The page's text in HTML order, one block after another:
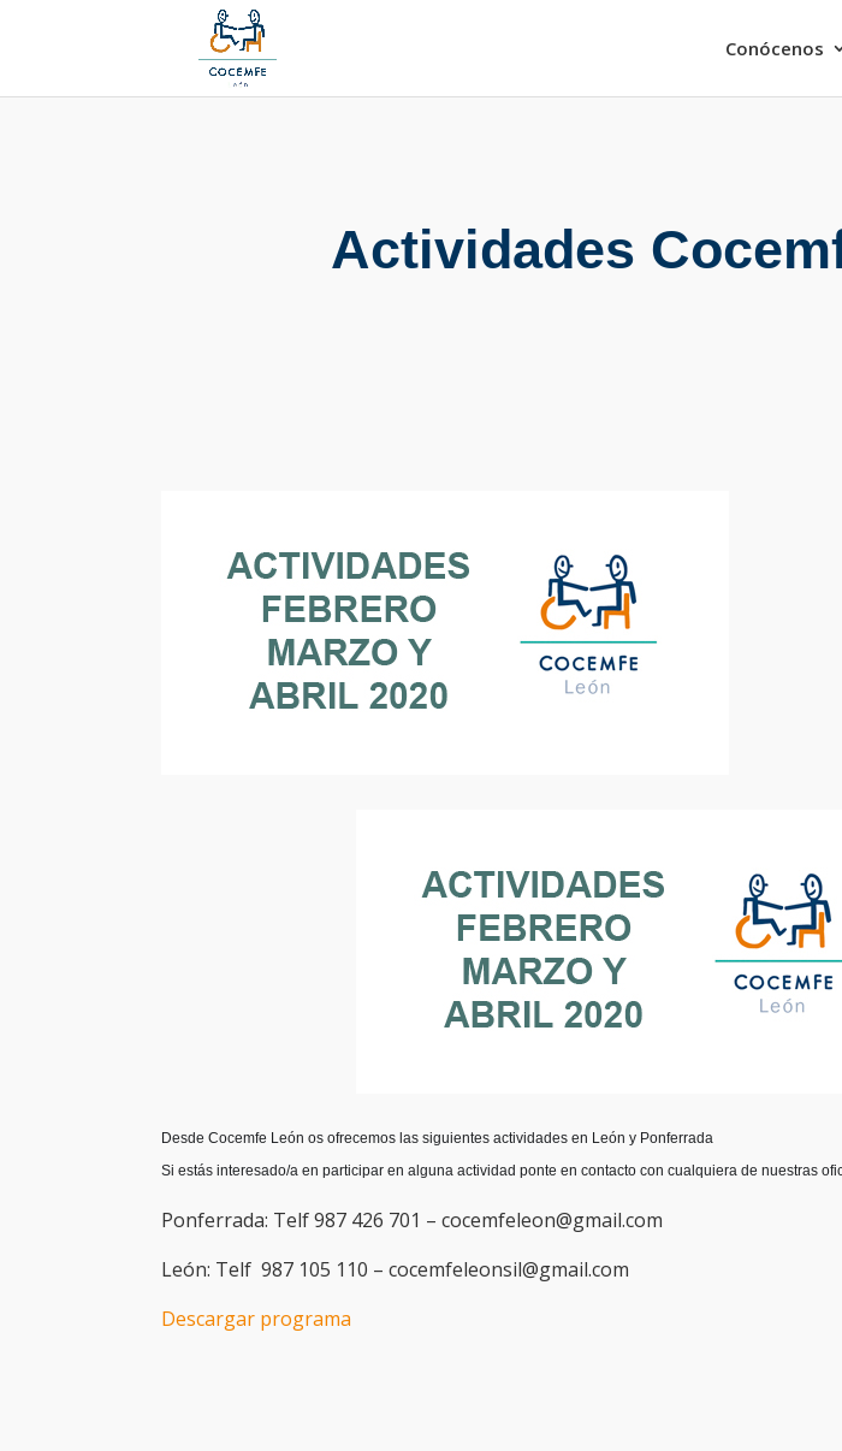
Conócenos
Actividades
Desde Cocemfe León os ofrecemos las siguientes actividades en León y Ponferrada
Si estás interesado/a en participar en alguna actividad ponte en contacto con cualquiera de nuestras
Ponferrada: Telf 987 426 701 – cocemfeleon@gmail.com
León: Telf 987 105 110 – cocemfeleonsil@gmail.com
Descargar programa